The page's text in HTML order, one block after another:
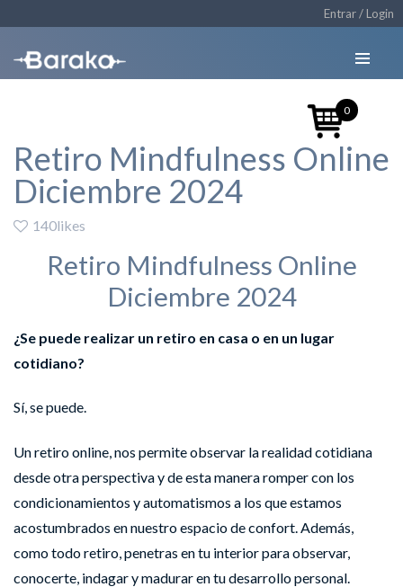
Entrar / Login
Retiro Mindfulness Online
Diciembre 2024
140likes
Retiro Mindfulness Online
Diciembre 2024
¿Se puede realizar un retiro en casa o en un lugar
cotidiano?
Sí, se puede.
Un retiro online, nos permite observar la realidad cotidiana
desde otra perspectiva y de esta manera romper con los
condicionamientos y automatismos a los que estamos
acostumbrados en nuestro espacio de confort. Además,
como todo retiro, penetras en tu interior para observar,
conocerte, indagar y madurar en tu desarrollo personal.
0